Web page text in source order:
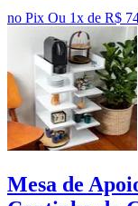
no Pix Ou 1x de R$
Mesa de